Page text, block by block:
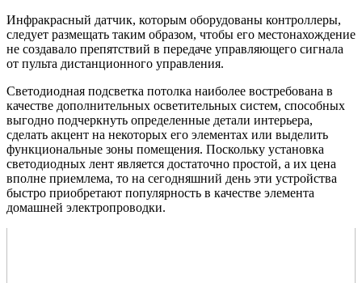
Инфракрасный датчик, которым оборудованы контроллеры,
следует размещать таким образом, чтобы его местонахождение
не создавало препятствий в передаче управляющего сигнала
от пульта дистанционного управления.
Светодиодная подсветка потолка наиболее востребована в
качестве дополнительных осветительных систем, способных
выгодно подчеркнуть определенные детали интерьера,
сделать акцент на некоторых его элементах или выделить
функциональные зоны помещения. Поскольку установка
светодиодных лент является достаточно простой, а их цена
вполне приемлема, то на сегодняшний день эти устройства
быстро приобретают популярность в качестве элемента
домашней электропроводки.